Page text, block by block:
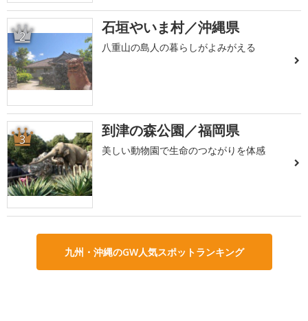
2 石垣やいま村／沖縄県
八重山の島人の暮らしがよみがえる
3 到津の森公園／福岡県
美しい動物園で生命のつながりを体感
九州・沖縄のGW人気スポットランキング